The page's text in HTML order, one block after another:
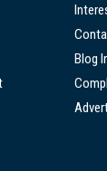
Blog